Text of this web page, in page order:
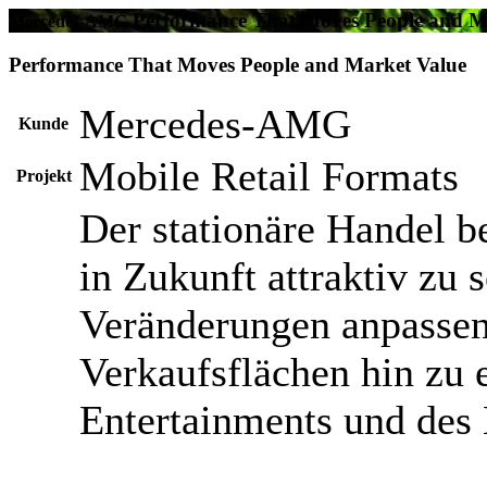
Mercedes-AMGPerformance That Moves People and
Performance That Moves People and Market Value
Kunde Mercedes-AMG
Projekt Mobile Retail Formats
Der stationäre Handel
in Zukunft attraktiv zu
Veränderungen
Verkaufsflächen hin zu
Entertainments und des